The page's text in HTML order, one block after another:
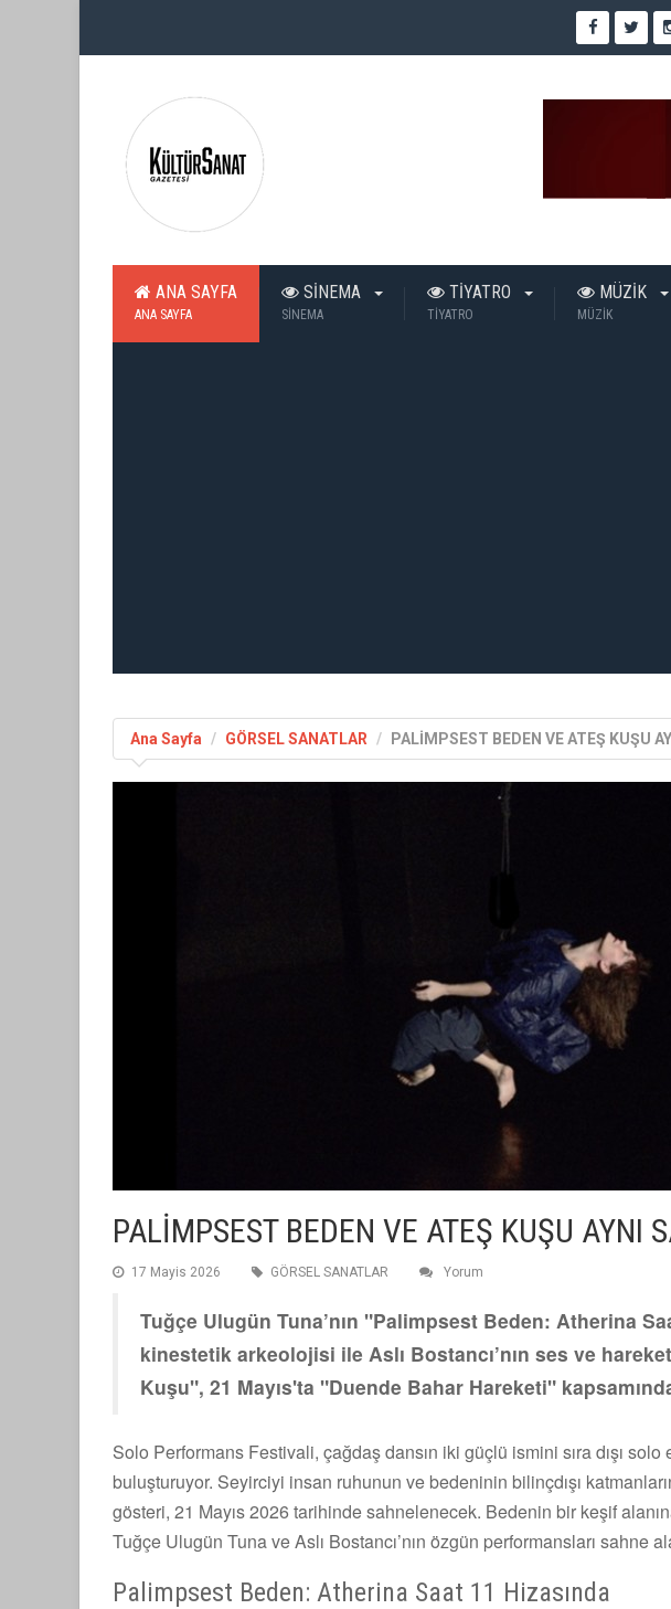
ANA SAYFA
ANA SAYFA
SİNEMA
SİNEMA
TİYATRO
TİYATRO
MÜZİK
MÜZİK
Ana Sayfa GÖRSEL SANATLAR PALİMPSEST BEDEN VE ATEŞ KUŞU
PALİMPSEST BEDEN VE ATEŞ KUŞU AYNI
17 Mayis 2026 GÖRSEL SANATLAR Yorum
Tuğçe Ulugün Tuna’nın "Palimpsest Beden: Atherina
kinestetik arkeolojisi ile Aslı Bostancı’nın ses ve
Kuşu", 21 Mayıs'ta "Duende Bahar Hareketi"
Solo Performans Festivali, çağdaş dansın iki güçlü ismini sıra dışı
buluşturuyor. Seyirciyi insan ruhunun ve bedeninin bilinçdışı
gösteri, 21 Mayıs 2026 tarihinde sahnelenecek. Bedenin bir keşif
Tuğçe Ulugün Tuna ve Aslı Bostancı’nın özgün performansları sahne
Palimpsest Beden: Atherina Saat 11 Hizasında